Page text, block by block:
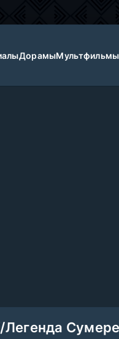
ДорамыМультфильмы
Легенда